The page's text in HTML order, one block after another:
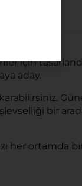
için
aday.
bir
her ortamda